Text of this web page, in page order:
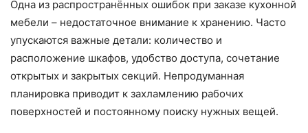
Одна из распространённых ошибок при заказе кухонной
мебели – недостаточное внимание к хранению. Часто
упускаются важные детали: количество и
расположение шкафов, удобство доступа, сочетание
открытых и закрытых секций. Непродуманная
планировка приводит к захламлению рабочих
поверхностей и постоянному поиску нужных вещей.